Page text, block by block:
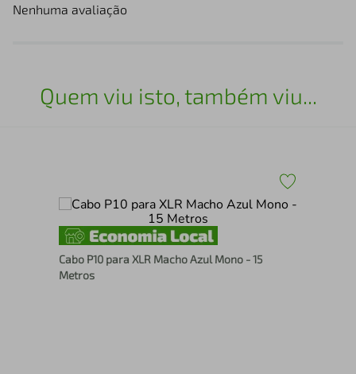
Nenhuma avaliação
Quem viu isto, também viu...
Cabo P10 para XLR Macho Azul Mono - 15
Metros